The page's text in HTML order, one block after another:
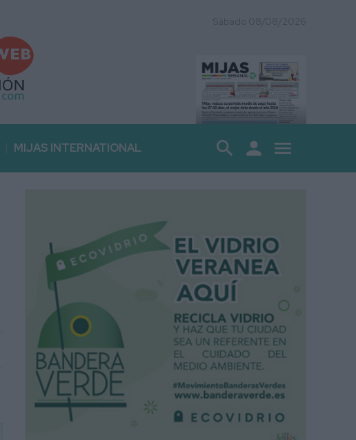
MIJAS INTERNATIONAL search person menu